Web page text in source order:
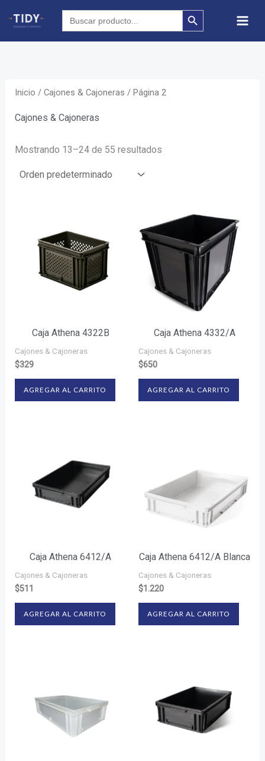
contenido
Search
for:
SEARCH BUTTON
Inicio / Cajones & Cajoneras / Página 2
Cajones & Cajoneras
Mostrando 13–24 de 55 resultados
Caja Athena 4322B
Cajones & Cajoneras
$329
AGREGAR AL CARRITO
Caja Athena 4332/A
Cajones & Cajoneras
$650
AGREGAR AL CARRITO
Caja Athena 6412/A
Cajones & Cajoneras
$511
AGREGAR AL CARRITO
Caja Athena 6412/A Blanca
Cajones & Cajoneras
$1.220
AGREGAR AL CARRITO